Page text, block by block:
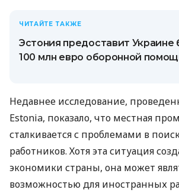
ЧИТАЙТЕ ТАКЖЕ
Эстония предоставит Украине
100 млн евро оборонной
Недавнее исследование,
Estonia, показало, что местная
сталкивается с проблемами в
работников. Хотя эта ситуация
экономики страны, она может
возможностью для иностранных